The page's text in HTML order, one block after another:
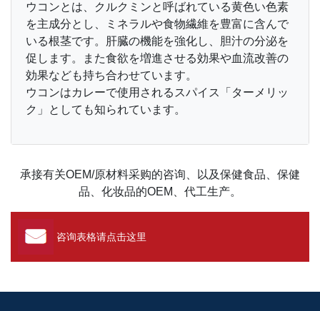
ウコンとは、クルクミンと呼ばれている黄色い色素
を主成分とし、ミネラルや食物繊維を豊富に含んで
いる根茎です。肝臓の機能を強化し、胆汁の分泌を
促します。また食欲を増進させる効果や血流改善の
効果なども持ち合わせています。
ウコンはカレーで使用されるスパイス「ターメリッ
ク」としても知られています。
承接有关OEM/原材料采购的咨询、以及保健食品、保健
品、化妆品的OEM、代工生产。
咨询表格请点击这里